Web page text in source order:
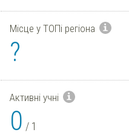
Місце у ТОПі регіона
?
Активні учні
0 / 1